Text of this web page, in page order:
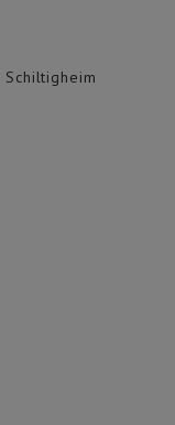
Schiltigheim